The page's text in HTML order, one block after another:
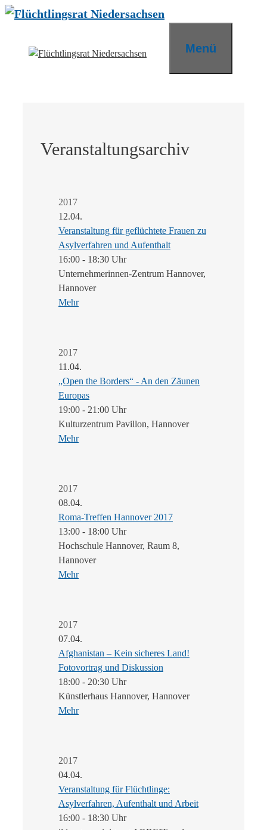
Zum
Menü
Veranstaltungsarchiv
2017
12.04.
Veranstaltung für geflüchtete Frauen zu
Asylverfahren und Aufenthalt
16:00 - 18:30 Uhr
Unternehmerinnen-Zentrum Hannover,
Hannover
Mehr
2017
11.04.
„Open the Borders“ - An den Zäunen
Europas
19:00 - 21:00 Uhr
Kulturzentrum Pavillon, Hannover
Mehr
2017
08.04.
Roma-Treffen Hannover 2017
13:00 - 18:00 Uhr
Hochschule Hannover, Raum 8,
Hannover
Mehr
2017
07.04.
Afghanistan – Kein sicheres Land!
Fotovortrag und Diskussion
18:00 - 20:30 Uhr
Künstlerhaus Hannover, Hannover
Mehr
2017
04.04.
Veranstaltung für Flüchtlinge:
Asylverfahren, Aufenthalt und Arbeit
16:00 - 18:30 Uhr